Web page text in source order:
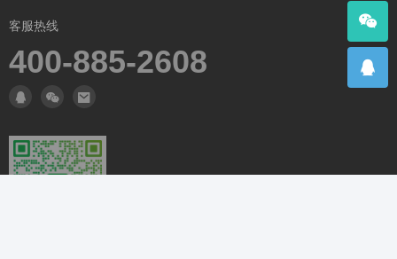
媒体新闻
常见问题
客服热线
400-885-2608